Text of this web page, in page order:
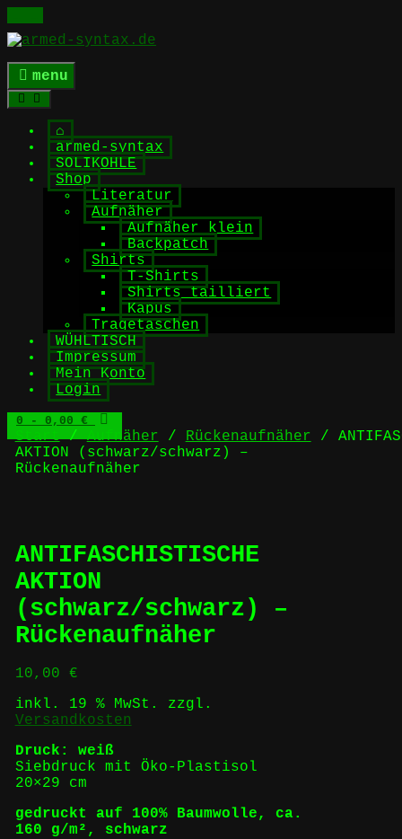
Skip
to
content
menu
⌂
armed-syntax
SOLIKOHLE
Shop
Literatur
Aufnäher
Aufnäher klein
Backpatch
Shirts
T-Shirts
Shirts tailliert
Kapus
Tragetaschen
WÜHLTISCH
Impressum
Mein Konto
Login
0 - 0,00 €
Start/Aufnäher / Rückenaufnäher /
AKTION (schwarz/schwarz) –
Rückenaufnäher
ANTIFASCHISTISCHE
AKTION
(schwarz/schwarz) –
Rückenaufnäher
10,00 €
inkl. 19 % MwSt.
zzgl.
Versandkosten
Druck: weiß
Siebdruck mit Öko-Plastisol
20×29 cm
gedruckt auf 100% Baumwolle, ca.
160 g/m², schwarz